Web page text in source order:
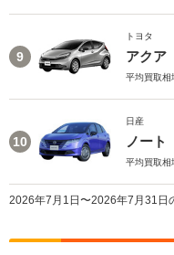
9
トヨタ
アクア
平均買取相
10
日産
ノート
平均買取相
2026年7月1日〜2026年7月31日